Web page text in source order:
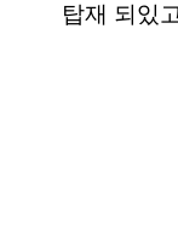
탑재 되있